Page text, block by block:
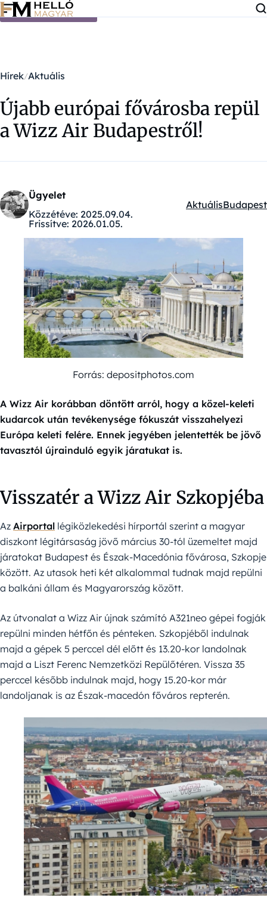
Ugrás a tartalomra
Hírek Aktuális
Újabb európai fővárosba repül
a Wizz Air Budapestről!
Ügyelet
Közzétéve: 2025.09.04.
Frissítve: 2026.01.05.
Kategóriák:
AktuálisBudapest
Forrás: depositphotos.com
A Wizz Air korábban döntött arról, hogy a közel-keleti
kudarcok után tevékenysége fókuszát visszahelyezi
Európa keleti felére. Ennek jegyében jelentették be jövő
tavasztól újrainduló egyik járatukat is.
Visszatér a Wizz Air Szkopjéba
Az Airportal légiközlekedési hírportál szerint a magyar
diszkont légitársaság jövő március 30-tól üzemeltet majd
járatokat Budapest és Észak-Macedónia fővárosa, Szkopje
között. Az utasok heti két alkalommal tudnak majd repülni
a balkáni állam és Magyarország között.
Az útvonalat a Wizz Air újnak számító A321neo gépei fogják
repülni minden hétfőn és pénteken. Szkopjéből indulnak
majd a gépek 5 perccel dél előtt és 13.20-kor landolnak
majd a Liszt Ferenc Nemzetközi Repülőtéren. Vissza 35
perccel később indulnak majd, hogy 15.20-kor már
landoljanak is az Észak-macedón főváros repterén.